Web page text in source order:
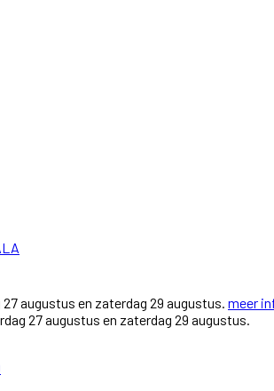
augustus en zaterdag 29 augustus. meer
27 augustus en zaterdag 29 augustus.